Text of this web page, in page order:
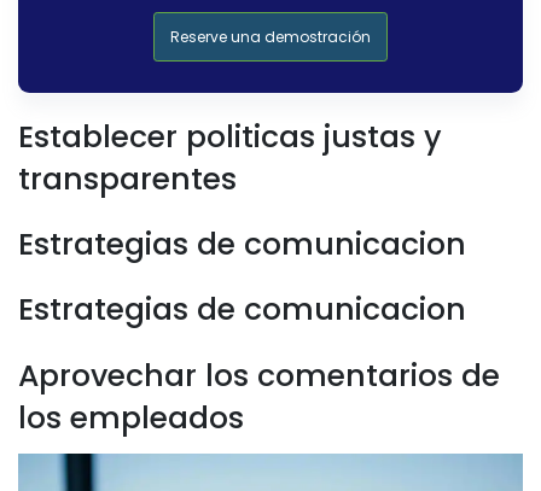
Reserve una demostración
Establecer politicas justas y
transparentes
Estrategias de comunicacion
Estrategias de comunicacion
Aprovechar los comentarios de
los empleados